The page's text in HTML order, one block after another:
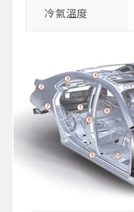
冷氣溫度